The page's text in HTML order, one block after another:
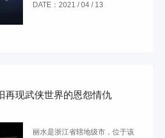
DATE：2021 / 04 / 13
再现武侠世界的恩怨情仇
丽水是浙江省辖地级市，位于该